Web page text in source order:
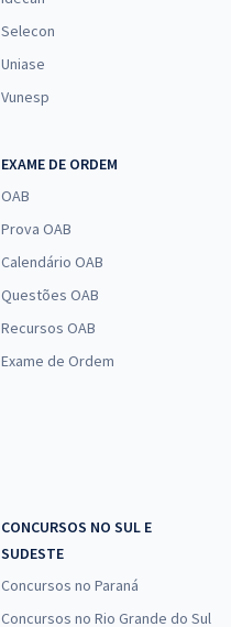
Selecon
Uniase
Vunesp
EXAME DE ORDEM
OAB
Prova OAB
Calendário OAB
Questões OAB
Recursos OAB
Exame de Ordem
CONCURSOS NO SUL E
SUDESTE
Concursos no Paraná
Concursos no Rio Grande do Sul